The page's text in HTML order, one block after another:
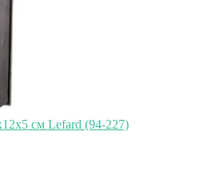
см Lefard (94-227)